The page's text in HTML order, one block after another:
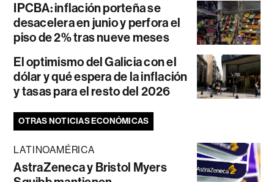
IPCBA: inflación porteña se
desacelera en junio y perfora el
piso de 2% tras nueve meses
El optimismo del Galicia con el
dólar y qué espera de la inflación
y tasas para el resto del 2026
OTRAS NOTICIAS ECONÓMICAS
LATINOAMÉRICA
AstraZeneca y Bristol Myers